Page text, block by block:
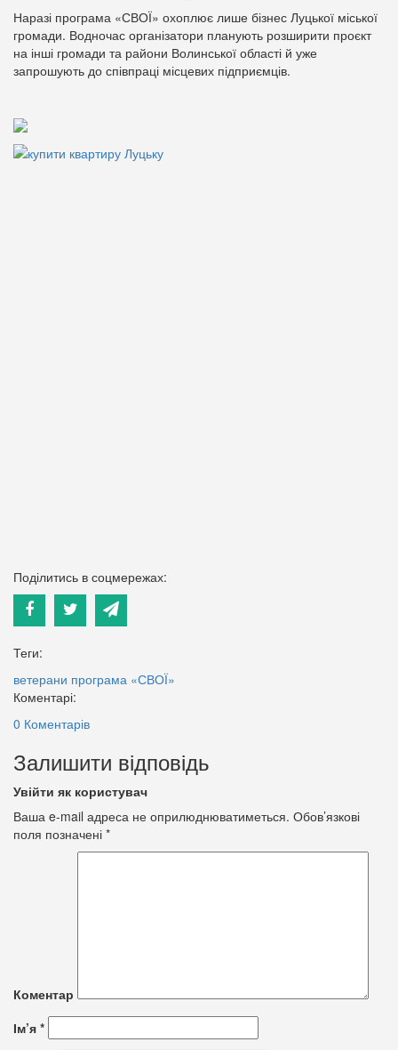
Наразі програма «СВОЇ» охоплює лише бізнес Луцької міської
громади. Водночас організатори планують розширити проєкт
на інші громади та райони Волинської області й уже
запрошують до співпраці місцевих підприємців.
Поділитись в соцмережах:
Теги:
ветерани програма «СВОЇ»
Коментарі:
0 Коментарів
Залишити відповідь
Увійти як користувач
Ваша e-mail адреса не оприлюднюватиметься. Обов’язкові
поля позначені *
Коментар
Ім’я *